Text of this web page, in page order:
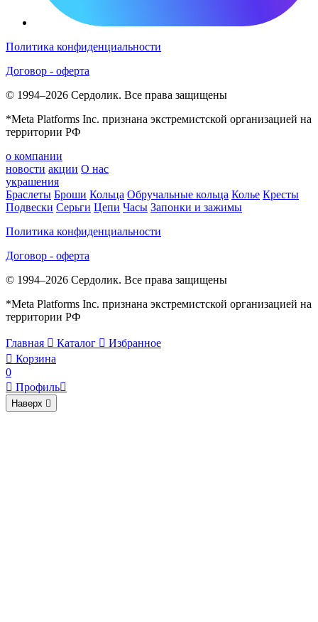
Политика конфиденциальности
Договор - оферта
© 1994–2026 Сердолик. Все права защищены
*Meta Platforms Inc. признана экстремистской организацией на
территории РФ
о компании
новости акции О нас
украшения
Браслеты Броши Кольца Обручальные кольца Колье Кресты
Подвески Серьги Цепи Часы Запонки и зажимы
Политика конфиденциальности
Договор - оферта
© 1994–2026 Сердолик. Все права защищены
*Meta Platforms Inc. признана экстремистской организацией на
территории РФ
Главная  Каталог  Избранное
 Корзина
0
 Профиль
Наверх 